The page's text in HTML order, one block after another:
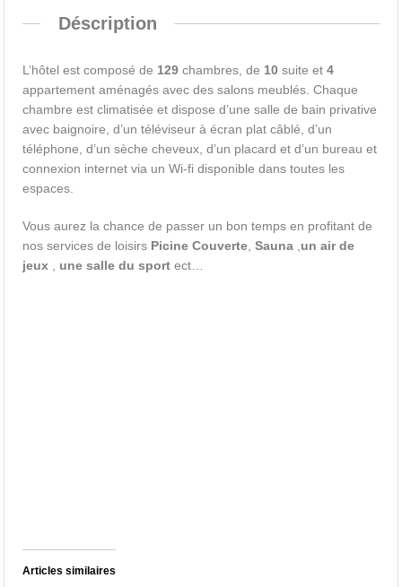
Déscription
L’hôtel est composé de 129 chambres, de 10 suite et4
appartement aménagés avec des salons meublés. Chaque
chambre est climatisée et dispose d’une salle de bain privative
avec baignoire, d’un téléviseur à écran plat câblé, d’un
téléphone, d’un sèche cheveux, d’un placard et d’un bureau et
connexion internet via un Wi-fi disponible dans toutes les
espaces.
Vous aurez la chance de passer un bon temps en profitant de
nos services de loisirs Picine Couverte ,Sauna un air de
jeux
une salle du sport ect…
Articles similaires